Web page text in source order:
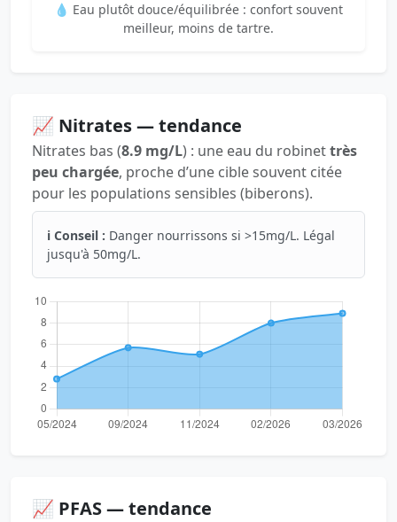
💧 Eau plutôt douce/équilibrée : confort souvent
meilleur, moins de tartre.
📈 Nitrates — tendance
Nitrates bas (8.9 mg/L) : une eau du robinettrès
peu chargée, proche d’une cible souvent citée
pour les populations sensibles (biberons).
ℹ️ Conseil : Danger nourrissons si >15mg/L. Légal
jusqu'à 50mg/L.
📈 PFAS — tendance